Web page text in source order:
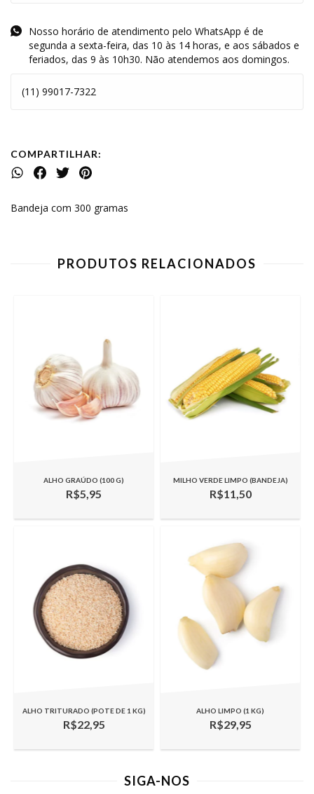
Nosso horário de atendimento pelo WhatsApp é de
segunda a sexta-feira, das 10 às 14 horas, e aos sábados e
feriados, das 9 às 10h30. Não atendemos aos domingos.
(11) 99017-7322
COMPARTILHAR:
Bandeja com 300 gramas
PRODUTOS RELACIONADOS
ALHO GRAÚDO (100 G)
R$5,95
MILHO VERDE LIMPO (BANDEJA)
R$11,50
ALHO TRITURADO (POTE DE 1 KG)
R$22,95
ALHO LIMPO (1 KG)
R$29,95
SIGA-NOS